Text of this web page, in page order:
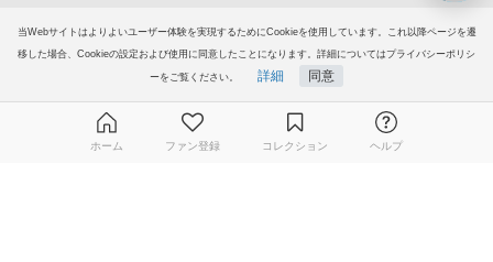
当Webサイトはよりよいユーザー体験を実現するためにCookieを使用しています。これ以降ページを遷
移した場合、Cookieの設定および使用に同意したことになります。詳細についてはプライバシーポリシ
ーをご覧ください。 詳細 同意
ご意見・ご要望
ホーム ファン登録 コレクション ヘルプ